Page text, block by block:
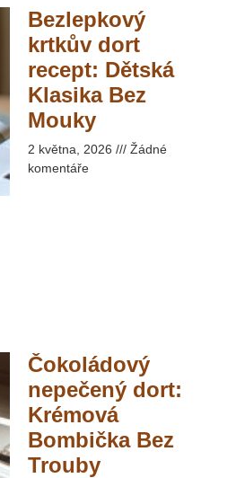
Bezlepkový
krtkův dort
recept: Dětská
Klasika Bez
Mouky​
2 května, 2026
Žádné
komentáře
Čokoládový
nepečený dort:
Krémová
Bombička Bez
Trouby​